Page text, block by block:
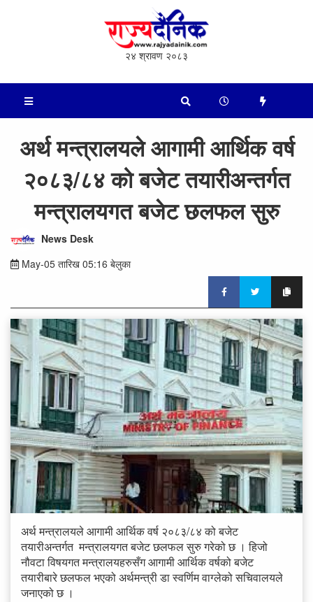
२४ श्रावण २०८३
अर्थ मन्त्रालयले आगामी आर्थिक वर्ष
२०८३/८४ को बजेट तयारीअन्तर्गत
मन्त्रालयगत बजेट छलफल सुरु
News Desk
May-05 तारिख 05:16 बेलुका
अर्थ मन्त्रालयले आगामी आर्थिक वर्ष २०८३/८४ को बजेट
तयारीअन्तर्गत मन्त्रालयगत बजेट छलफल सुरु गरेको छ । हिजो
नौवटा विषयगत मन्त्रालयहरुसँग आगामी आर्थिक वर्षको बजेट
तयारीबारे छलफल भएको अर्थमन्त्री डा स्वर्णिम वाग्लेको सचिवालयले
जनाएको छ ।